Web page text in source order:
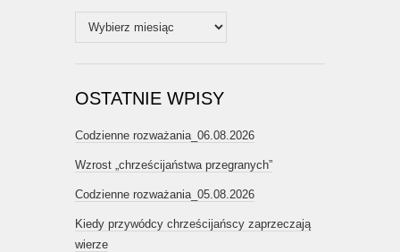
Archiwum
OSTATNIE WPISY
Codzienne rozważania_06.08.2026
Wzrost „chrześcijaństwa przegranych”
Codzienne rozważania_05.08.2026
Kiedy przywódcy chrześcijańscy zaprzeczają
wierze